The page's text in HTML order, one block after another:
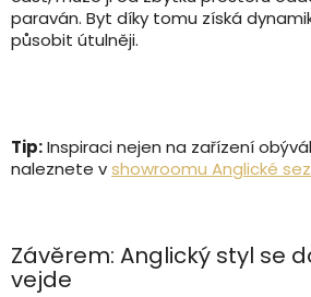
paraván. Byt díky tomu získá
působit útulněji.
Tip:Inspiraci nejen na zařízení
naleznete vshowroomu Anglické
Závěrem: Anglický styl se
vejde